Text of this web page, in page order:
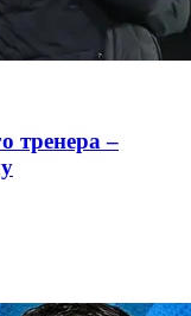
тренера –